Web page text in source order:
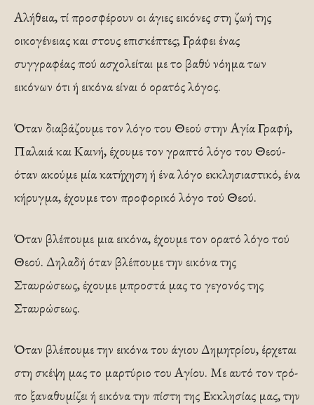
Αλήθεια, τί προσφέρουν οι άγιες ει­κόνες στη ζωή της
οικογένειας και στους επισκέπτες; Γράφει ένας
συγγραφέας πού ασχολείται με το βαθύ νόημα των
εικόνων ότι ή εικόνα είναι ό ορατός λό­γος.
Όταν διαβάζουμε τον λόγο του Θεού στην Αγία Γραφή,
Παλαιά και Και­νή, έχουμε τον γραπτό λόγο του Θεού-
όταν ακούμε μία κατήχηση ή ένα λόγο εκκλησιαστικό, ένα
κήρυγμα, έχουμε τον προφορικό λόγο τού Θεού.
Όταν βλέπουμε μια εικόνα, έχουμε τον ορατό λόγο τού
Θεού. Δηλαδή όταν βλέπουμε την εικόνα της
Σταυρώσεως, έχουμε μπροστά μας το γεγονός της
Σταυρώσεως.
Όταν βλέπουμε την εικόνα του ά­γιου Δημητρίου, έρχεται
στη σκέψη μας το μαρτύριο του Αγίου. Με αυτό τον τρό­
πο ξαναθυμίζει ή εικόνα την πίστη της Εκκλησίας μας, την